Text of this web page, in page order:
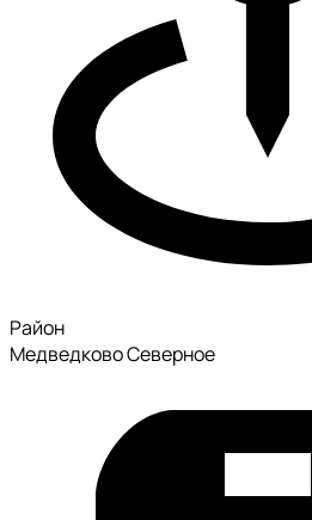
Район
Медведково Северное